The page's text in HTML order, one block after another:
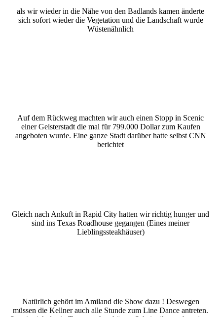
als wir wieder in die Nähe von den Badlands kamen änderte
sich sofort wieder die Vegetation und die Landschaft wurde
Wüstenähnlich
Auf dem Rückweg machten wir auch einen Stopp in Scenic
einer Geisterstadt die mal für 799.000 Dollar zum Kaufen
angeboten wurde. Eine ganze Stadt darüber hatte selbst CNN
berichtet
Gleich nach Ankuft in Rapid City hatten wir richtig hunger und
sind ins Texas Roadhouse gegangen (Eines meiner
Lieblingssteakhäuser)
Natürlich gehört im Amiland die Show dazu ! Deswegen
müssen die Kellner auch alle Stunde zum Line Dance antreten.